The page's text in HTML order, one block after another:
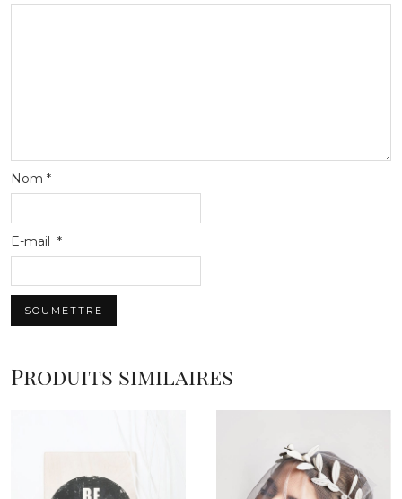
Nom *
E-mail *
Produits similaires